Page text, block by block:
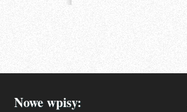
Nowe wpisy: